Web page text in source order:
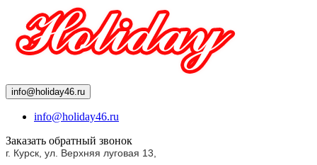
info@holiday46.ru
info@holiday46.ru
Заказать обратный звонок
г. Курск, ул. Верхняя луговая 13,